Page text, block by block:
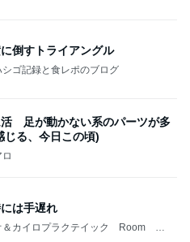
16時間前
可愛いお顔
11時間前
分で完成のチャーハン
1日前